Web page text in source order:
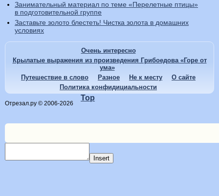
Занимательный материал по теме «Перелетные птицы»
в подготовительной группе
Заставьте золото блестеть! Чистка золота в домашних
условиях
Очень интересно
Крылатые выражения из произведения Грибоедова «Горе от
ума»
Путешествие в слово
Разное Не к месту
О сайте
Политика конфидициальности
Отрезал.ру © 2006-2026
Top
Insert